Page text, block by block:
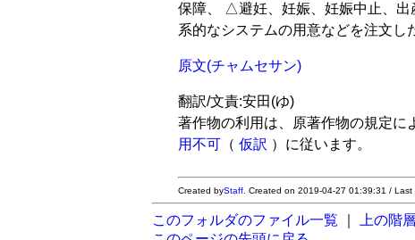
保障、 △避妊、妊娠、妊娠中止、
系的なシステムの用意などを注文し
原文(チャムセサン)
翻訳/文責:安田(ゆ)
著作物の利用は、原著作物の規定に
用不可 （仮訳 ）に従います。
Created byStaff. Created on 2019-04-27 01:39:31 /
このフォルダのファイル一覧
上の階